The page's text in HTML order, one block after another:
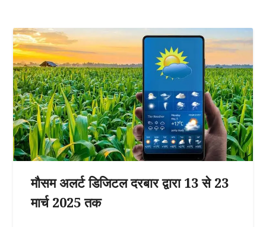
मौसम अलर्ट डिजिटल दरबार द्वारा 13 से 23
मार्च 2025 तक